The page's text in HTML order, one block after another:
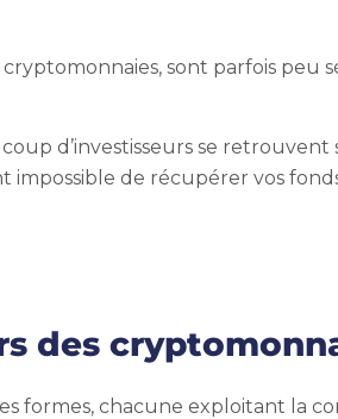
sont parfois peu
d’investisseurs se retrouvent
de récupérer vos
des
chacune exploitant la